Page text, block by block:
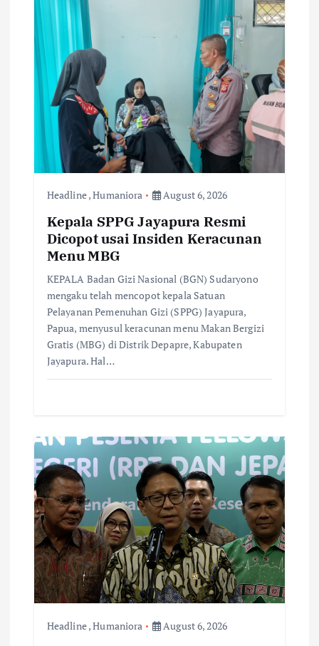
t
o
n
Headline,Humaniora August 6, 2026
Kepala SPPG Jayapura Resmi
Dicopot usai Insiden Keracunan
Menu MBG
KEPALA Badan Gizi Nasional (BGN) Sudaryono
mengaku telah mencopot kepala Satuan
Pelayanan Pemenuhan Gizi (SPPG) Jayapura,
Papua, menyusul keracunan menu Makan Bergizi
Gratis (MBG) di Distrik Depapre, Kabupaten
Jayapura. Hal…
Headline,Humaniora August 6, 2026